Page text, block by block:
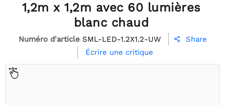
1,2m x 1,2m avec 60 lumières
blanc chaud
Numéro d'article SML-LED-1.2X1.2-UW 
Share
Écrire une critique